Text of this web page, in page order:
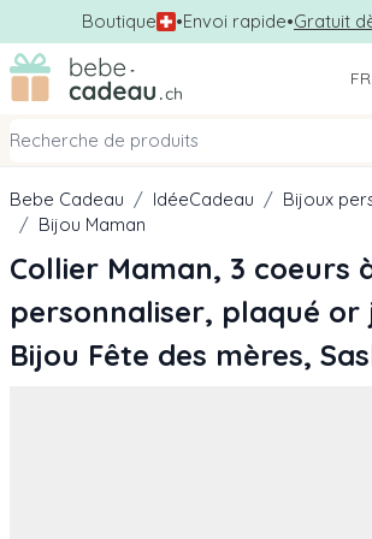
Boutique •Envoi rapide•Gratuit
Allez au contenu
FR
Bebe Cadeau / IdéeCadeau / Bijoux
/ Bijou Maman
Collier Maman, 3 coeurs
personnaliser, plaqué or
Bijou Fête des mères,